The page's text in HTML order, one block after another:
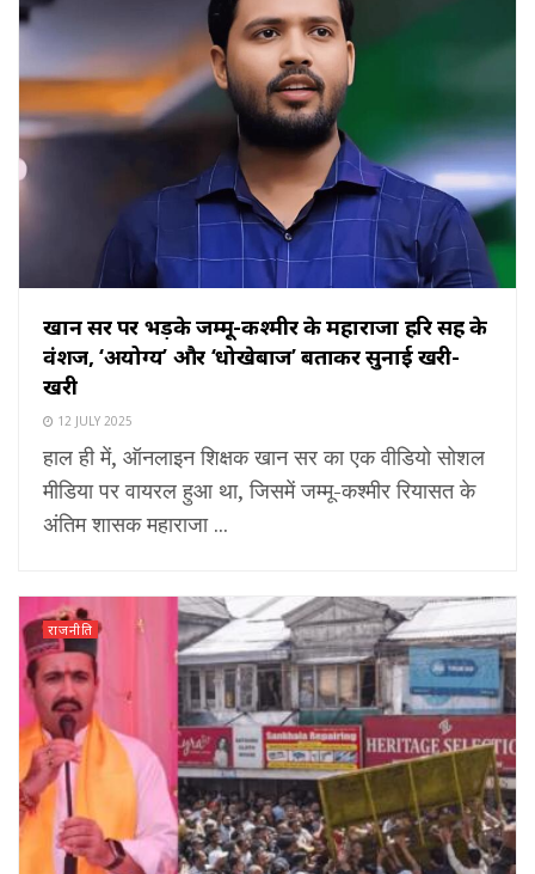
खान सर पर भड़के जम्मू-कश्मीर के महाराजा हरि सिंह के
वंशज, ‘अयोग्य’ और ‘धोखेबाज’ बताकर सुनाई खरी-
खरी
12 JULY 2025
हाल ही में, ऑनलाइन शिक्षक खान सर का एक वीडियो सोशल
मीडिया पर वायरल हुआ था, जिसमें जम्मू-कश्मीर रियासत के
अंतिम शासक महाराजा ...
राजनीति